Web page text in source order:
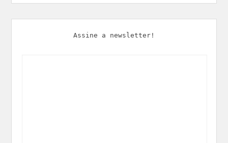
Assine a newsletter!